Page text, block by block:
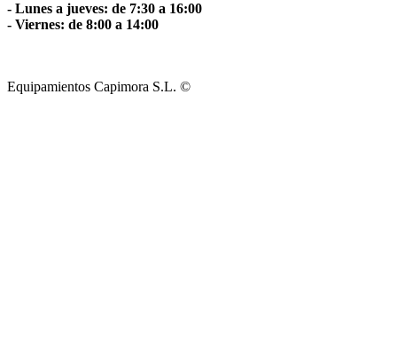
- Lunes a jueves: de 7:30 a 16:00
- Viernes: de 8:00 a 14:00
Equipamientos Capimora S.L. ©